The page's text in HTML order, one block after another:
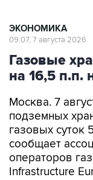
ЭКОНОМИКА
09:07, 7 августа 2026
Газовые
на 16,5 п.п.
Москва. 7
подземных
газовых суток
сообщает
операторов
Infrastructure